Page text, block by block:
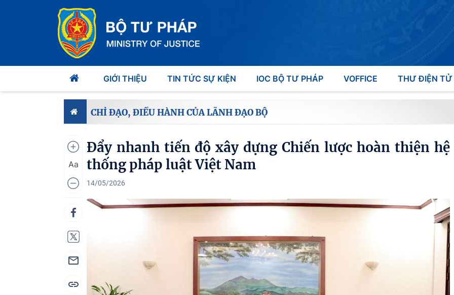
GIỚI THIỆU TIN TỨC SỰ KIỆN IOC BỘ TƯ PHÁP VOFFICE THƯ ĐIỆN TỬ
CHỈ ĐẠO, ĐIỀU HÀNH CỦA LÃNH ĐẠO BỘ
Aa
Đẩy nhanh tiến độ xây dựng Chiến lược hoàn thiện hệ
thống pháp luật Việt Nam
14/05/2026